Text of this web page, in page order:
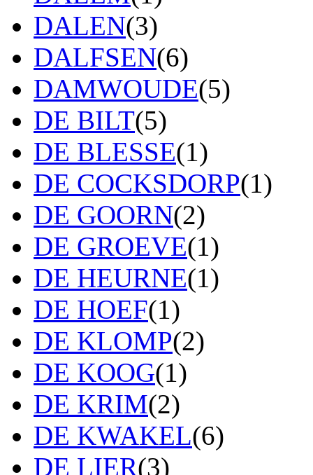
DALEN(3)
DALFSEN(6)
DAMWOUDE(5)
DE BILT(5)
DE BLESSE(1)
DE COCKSDORP(1)
DE GOORN(2)
DE GROEVE(1)
DE HEURNE(1)
DE HOEF(1)
DE KLOMP(2)
DE KOOG(1)
DE KRIM(2)
DE KWAKEL(6)
DE LIER(3)